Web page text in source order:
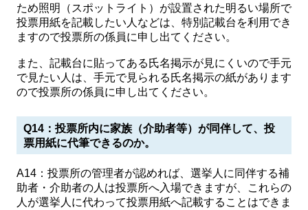
ため照明（スポットライト）が設置された明るい場所で
投票用紙を記載したい人などは、特別記載台を利用でき
ますので投票所の係員に申し出てください。
また、記載台に貼ってある氏名掲示が見にくいので手元
で見たい人は、手元で見られる氏名掲示の紙があります
ので投票所の係員に申し出てください。
Q14：投票所内に家族（介助者等）が同伴して、投
票用紙に代筆できるのか。
A14：投票所の管理者が認めれば、選挙人に同伴する補
助者・介助者の人は投票所へ入場できますが、これらの
人が選挙人に代わって投票用紙へ記載することはできま